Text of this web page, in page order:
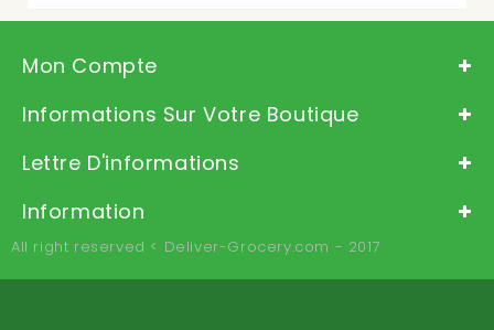
Mon Compte
Informations Sur Votre Boutique
Lettre D'informations
Information
All right reserved < Deliver-Grocery.com - 2017